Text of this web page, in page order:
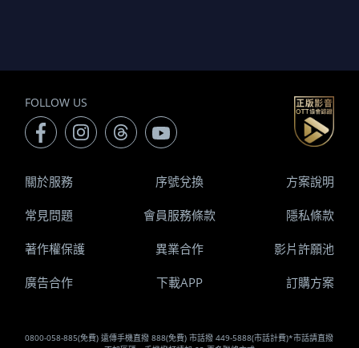
FOLLOW US
0800-058-885(免費) 遠傳手機直撥 888(免費) 市話撥 449-5888(市話計費)*市話請直撥
關於服務 序號兌換 方案說明
常見問題 會員服務條款 隱私條款
著作權保護 異業合作 影片許願池
廣告合作 下載APP 訂購方案